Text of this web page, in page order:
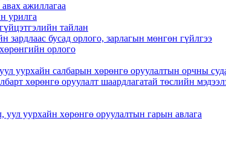
ажиллагаа
урилга
тайлан
зардлаас бусад орлого, зарлагын мөнгөн гүйлгээ
орлого
уурхайн салбарын хөрөнгө оруулалтын орчны
хөрөнгө оруулалт шаардлагатай төслийн
уул уурхайн хөрөнгө оруулалтын гарын авлага